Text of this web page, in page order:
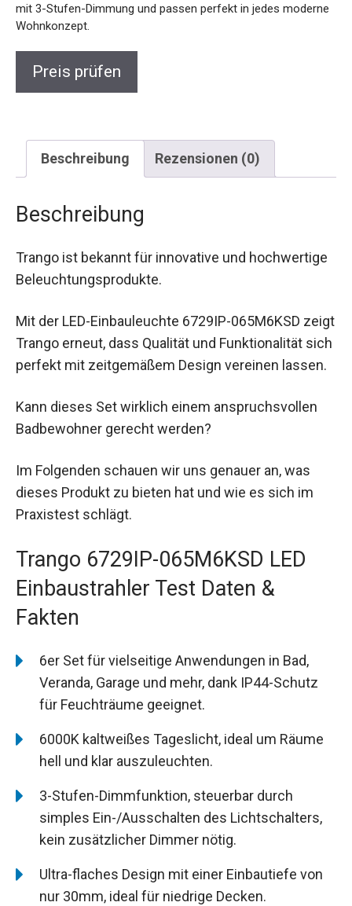
mit 3-Stufen-Dimmung und passen perfekt in jedes moderne
Wohnkonzept.
Preis prüfen
Beschreibung Rezensionen (0)
Beschreibung
Trango ist bekannt für innovative und hochwertige
Beleuchtungsprodukte.
Mit der LED-Einbauleuchte 6729IP-065M6KSD zeigt
Trango erneut, dass Qualität und Funktionalität sich
perfekt mit zeitgemäßem Design vereinen lassen.
Kann dieses Set wirklich einem anspruchsvollen
Badbewohner gerecht werden?
Im Folgenden schauen wir uns genauer an, was
dieses Produkt zu bieten hat und wie es sich im
Praxistest schlägt.
Trango 6729IP-065M6KSD LED
Einbaustrahler Test Daten &
Fakten
6er Set für vielseitige Anwendungen in Bad,
Veranda, Garage und mehr, dank IP44-Schutz
für Feuchträume geeignet.
6000K kaltweißes Tageslicht, ideal um Räume
hell und klar auszuleuchten.
3-Stufen-Dimmfunktion, steuerbar durch
simples Ein-/Ausschalten des Lichtschalters,
kein zusätzlicher Dimmer nötig.
Ultra-flaches Design mit einer Einbautiefe von
nur 30mm, ideal für niedrige Decken.